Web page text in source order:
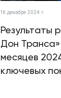
16 декабря 2024 г.
Результаты
Дон Транса»
месяцев
ключевых